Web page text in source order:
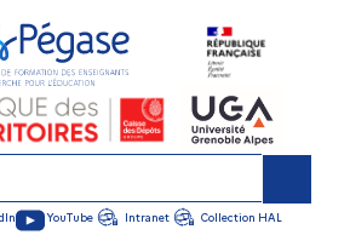
YouTube Intranet Collection HAL